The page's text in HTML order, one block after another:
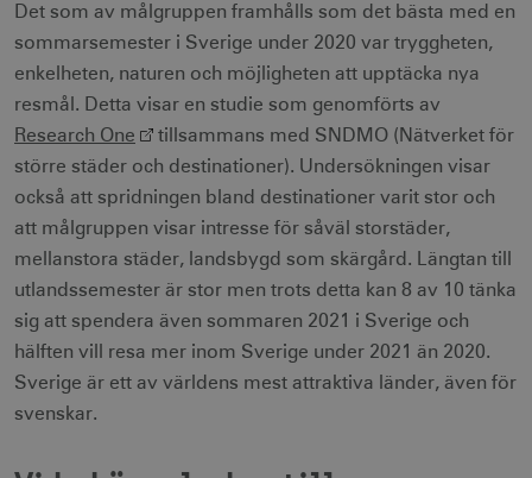
Det som av målgruppen framhålls som det bästa med en
sommarsemester i Sverige under 2020 var tryggheten,
enkelheten, naturen och möjligheten att upptäcka nya
resmål. Detta visar en studie som genomförts av
Research One
tillsammans med SNDMO (Nätverket för
större städer och destinationer). Undersökningen visar
också att spridningen bland destinationer varit stor och
att målgruppen visar intresse för såväl storstäder,
mellanstora städer, landsbygd som skärgård. Längtan till
utlandssemester är stor men trots detta kan 8 av 10 tänka
sig att spendera även sommaren 2021 i Sverige och
hälften vill resa mer inom Sverige under 2021 än 2020.
Sverige är ett av världens mest attraktiva länder, även för
svenskar.